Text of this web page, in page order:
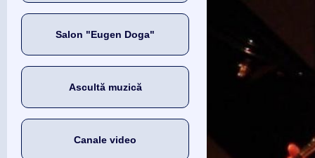
Salon "Eugen Doga"
Ascultă muzică
Canale video